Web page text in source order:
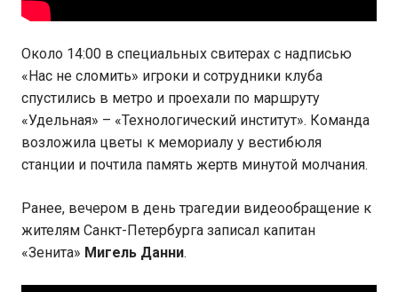
Около 14:00 в специальных свитерах с надписью
«Нас не сломить» игроки и сотрудники клуба
спустились в метро и проехали по маршруту
«Удельная» – «Технологический институт». Команда
возложила цветы к мемориалу у вестибюля
станции и почтила память жертв минутой молчания.
Ранее, вечером в день трагедии видеообращение к
жителям Санкт-Петербурга записал капитан
«Зенита» Мигель Данни.